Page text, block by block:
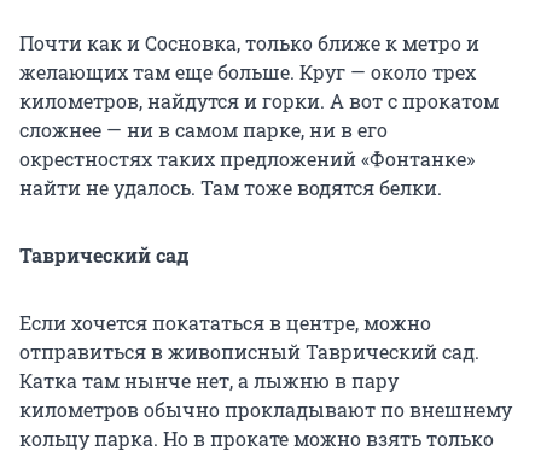
Почти как и Сосновка, только ближе к метро и
желающих там еще больше. Круг — около трех
километров, найдутся и горки. А вот с прокатом
сложнее — ни в самом парке, ни в его
окрестностях таких предложений «Фонтанке»
найти не удалось. Там тоже водятся белки.
Таврический сад
Если хочется покататься в центре, можно
отправиться в живописный Таврический сад.
Катка там нынче нет, а лыжню в пару
километров обычно прокладывают по внешнему
кольцу парка. Но в прокате можно взять только